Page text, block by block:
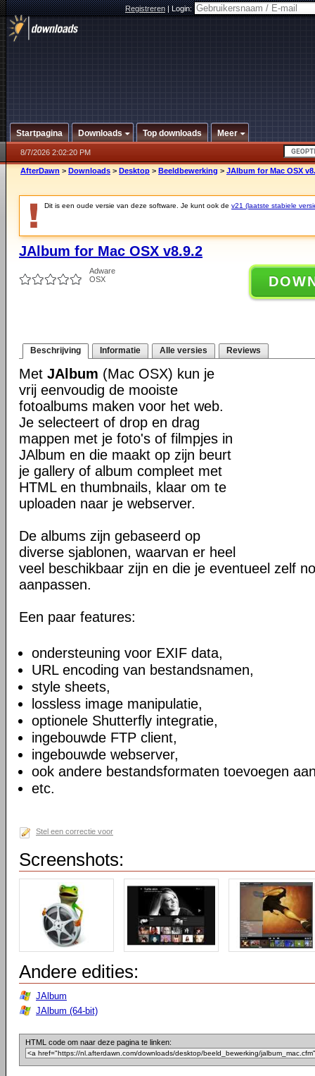
Registreren|Login:
Startpagina Downloads Top downloads Meer
8/7/2026 2:02:20 PM
AfterDawn > Downloads > Desktop > Beeldbewerking > JAlbum for Mac OSX
Dit is een oude versie van deze software. Je kunt ook de v21 (laatste stabiele
JAlbum for Mac OSX v8.9.2
Adware
OSX
Beschrijving Informatie Alle versies Reviews
Met JAlbum (Mac OSX) kun je
vrij eenvoudig de mooiste
fotoalbums maken voor het web.
Je selecteert of drop en drag
mappen met je foto's of filmpjes in
JAlbum en die maakt op zijn beurt
je gallery of album compleet met
HTML en thumbnails, klaar om te
uploaden naar je webserver.
De albums zijn gebaseerd op
diverse sjablonen, waarvan er heel
veel beschikbaar zijn en die je eventueel zelf
aanpassen.
Een paar features:
ondersteuning voor EXIF data,
URL encoding van bestandsnamen,
style sheets,
lossless image manipulatie,
optionele Shutterfly integratie,
ingebouwde FTP client,
ingebouwde webserver,
ook andere bestandsformaten toevoegen
etc.
Stel een correctie voor
Screenshots:
Andere edities:
JAlbum
JAlbum (64-bit)
HTML code om naar deze pagina te linken: